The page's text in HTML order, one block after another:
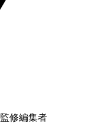
監修編集者